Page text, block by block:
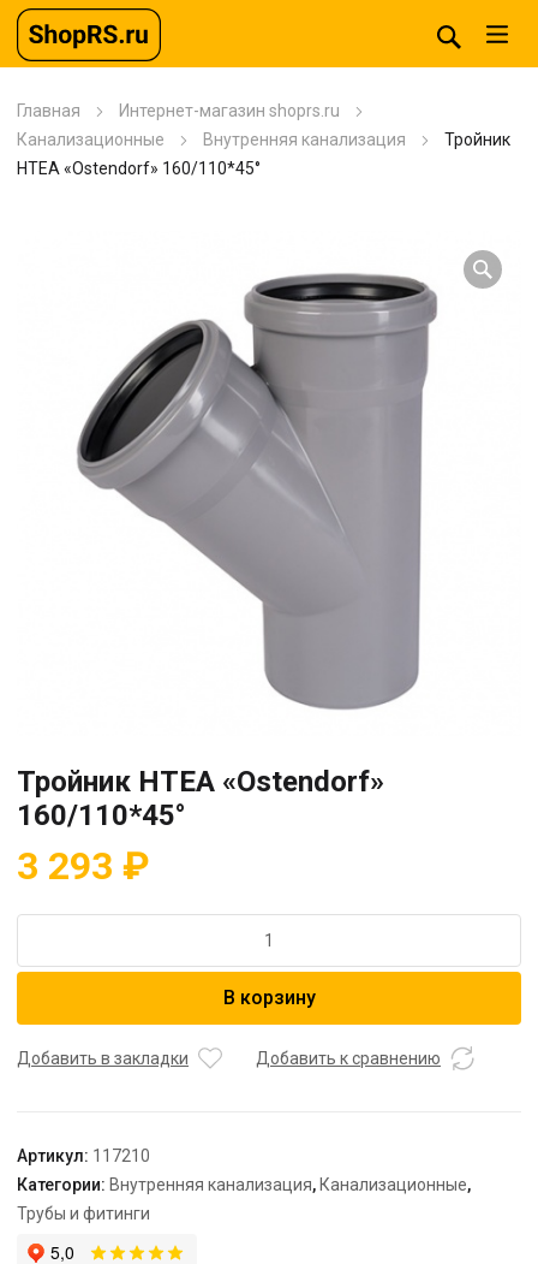
Главная
Интернет-магазин shoprs.ru
Канализационные
Внутренняя канализация
Тройник
HTEA «Ostendorf» 160/110*45°
Тройник HTEA «Ostendorf»
160/110*45°
3 293 ₽
Тройник
160/110*45°
В корзину
Добавить в закладки Добавить к сравнению
Артикул: 117210
Категории: Внутренняя канализация, Канализационные,
Трубы и фитинги